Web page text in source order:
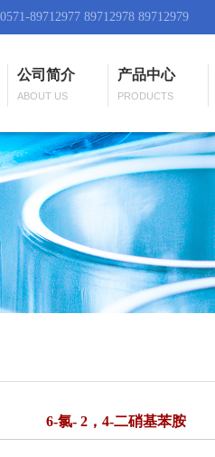
89712977 89712978 89712979
公司简介
ABOUT US
产品中心
PRODUCTS
6-氯- 2，4-二硝基苯胺